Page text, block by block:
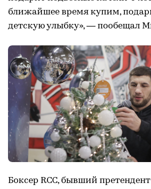
ближайшее время купим,
детскую улыбку», — пообещал
Боксер RCC, бывший